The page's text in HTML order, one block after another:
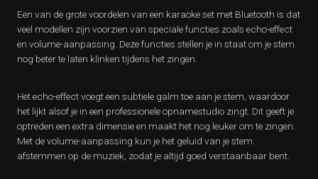
Een van de grote voordelen van een karaoke set met Bluetooth is dat
veel modellen zijn voorzien van speciale functies zoals echo-effect
en volume-aanpassing. Deze functies stellen je in staat om je stem
nog beter te laten klinken tijdens het zingen.
Het echo-effect voegt een subtiele galm toe aan je stem, waardoor
het lijkt alsof je in een professionele opnamestudio zingt. Dit geeft je
optreden een extra dimensie en maakt het nog leuker om te zingen.
Met de volume-aanpassing kun je het geluid van je stem
afstemmen op de muziek, zodat je altijd goed verstaanbaar bent.